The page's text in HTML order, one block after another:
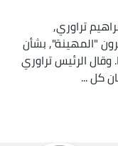
تراوري,
"المهينة", بشأن
الرئيس تراوري
كل ...